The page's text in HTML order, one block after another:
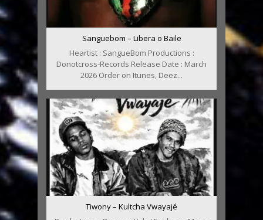
Sanguebom – Libera o Baile
Heartist : SangueBom Productions :
Donotcross-Records Release Date : March
2026 Order on Itunes, Deez...
Tiwony – Kultcha Vwayajé